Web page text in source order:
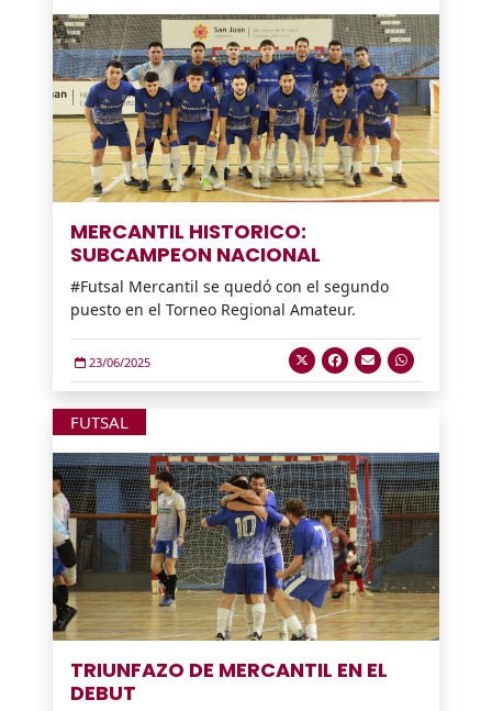
MERCANTIL HISTORICO:
SUBCAMPEON NACIONAL
#Futsal Mercantil se quedó con el segundo
puesto en el Torneo Regional Amateur.
23/06/2025
FUTSAL
TRIUNFAZO DE MERCANTIL EN EL
DEBUT